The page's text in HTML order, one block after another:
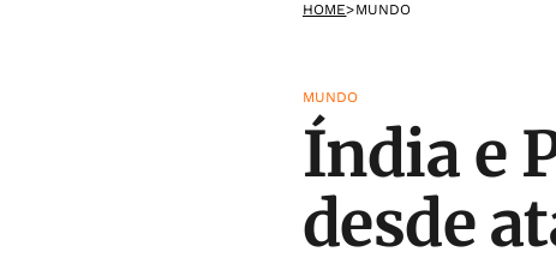
HOME>MUNDO
MUNDO
Índia e
desde